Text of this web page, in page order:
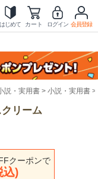
はじめて カート ログイン 会員登録
説・実用書 小説・実用書
リーム
クーポンで
込)